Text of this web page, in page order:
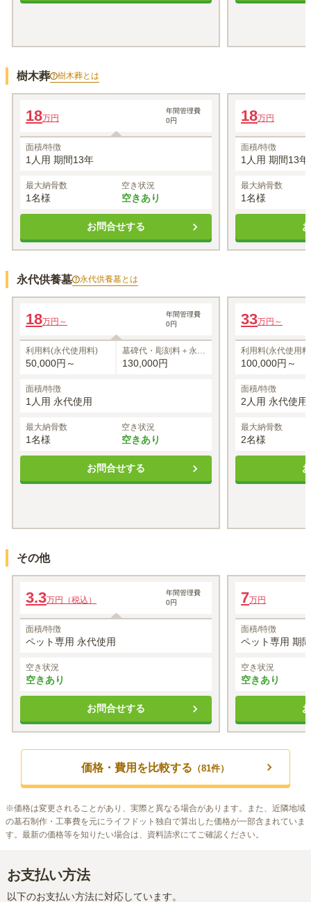
樹木葬 樹木葬とは
1名あたりの価格
※最大1名
18万円
年間管理費
0円
面積/特徴
1人用 期間13年
最大納骨数
1名様
空き状況
空きあり
お問合せする
1名あたりの価格
※最大1名
18万円
面積/特徴
1人用 期間13
最大納骨数
1名様
永代供養墓 永代供養墓とは
1名あたりの価格
※最大1名 18
18万円～
年間管理費
0円
利用料(永代使用料)
50,000円～
墓碑代・彫刻料＋永代
管理料
130,000円
面積/特徴
1人用 永代使用
最大納骨数
1名様
空き状況
空きあり
お問合せする
1名あたりの価格
※最大2名
33万円～
利用料(永代使用
100,000円～
面積/特徴
2人用 永代使用
最大納骨数
2名様
その他
ペットちゃん専用永代合祀墓「エンジェル」
3.3万円（税込）
年間管理費
0円
面積/特徴
ペット専用 永代使用
空き状況
空きあり
お問合せする
7万円
面積/特徴
ペット専用 期
空き状況
空きあり
価格・費用を比較する （81件）
※価格は変更されることがあり、実際と異なる場合があります。また、近隣地域
の墓石制作・工事費を元にライフドット独自で算出した価格が一部含まれていま
す。最新の価格等を知りたい場合は、資料請求にてご確認ください。
お支払い方法
以下のお支払い方法に対応しています。